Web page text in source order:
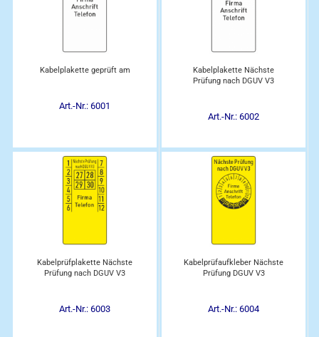
Kabelplakette geprüft am
Art.-Nr.: 6001
Kabelplakette Nächste
Prüfung nach DGUV V3
Art.-Nr.: 6002
Kabelprüfplakette Nächste
Prüfung nach DGUV V3
Art.-Nr.: 6003
Kabelprüfaufkleber Nächste
Prüfung DGUV V3
Art.-Nr.: 6004